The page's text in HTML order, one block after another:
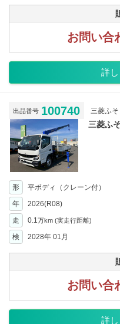
お問い合
詳
出品番号 100740 三菱ふそ
三菱ふ
形 平ボディ（クレーン付）
年
2026(R08)
走 0.1万km (実走行距離)
検
2028年 01月
お問い合
詳